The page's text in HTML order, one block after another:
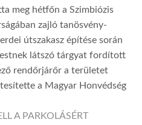
meg hétfőn a Szimbiózis
zajló tanösvény-
útszakasz építése során
látszó tárgyat fordított
rendőrjárőr a területet
a Magyar Honvédség
A PARKOLÁSÉRT